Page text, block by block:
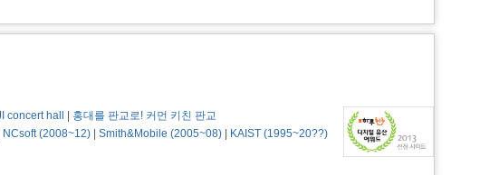
concert hall
홍대를 판교로! 커먼 키친 판교
NCsoft (2008~12) Smith&Mobile (2005~08)
KAIST (1995~20??)